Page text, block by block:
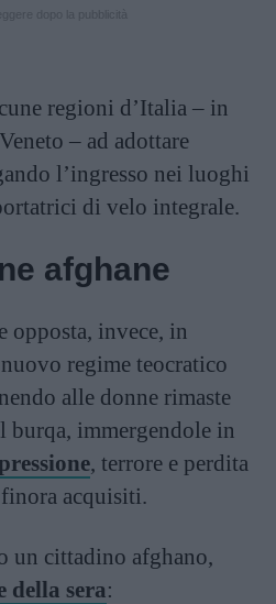
regioni d’Italia – in
– ad adottare
l’ingresso nei luoghi
di velo integrale.
afghane
opposta, invece, in
regime teocratico
alle donne rimaste
burqa, immergendole in
, terrore e perdita
acquisiti.
un cittadino afghano,
della sera: